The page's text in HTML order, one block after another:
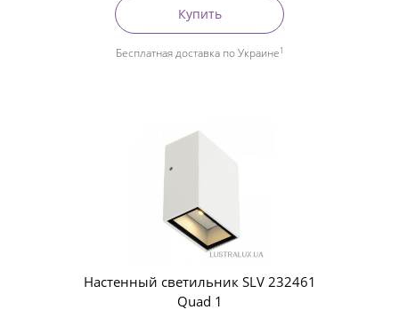
Купить
Бесплатная доставка по Украине1
Настенный светильник SLV 232461
Quad 1